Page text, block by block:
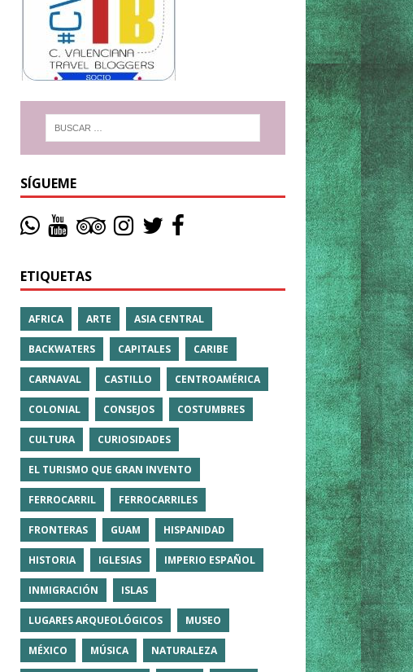
SÍGUEME
ETIQUETAS
AFRICA ARTE ASIA CENTRAL
BACKWATERS CAPITALES CARIBE
CARNAVAL CASTILLO CENTROAMÉRICA
COLONIAL CONSEJOS COSTUMBRES
CULTURA CURIOSIDADES
EL TURISMO QUE GRAN INVENTO
FERROCARRIL FERROCARRILES
FRONTERAS GUAM HISPANIDAD
HISTORIA IGLESIAS IMPERIO ESPAÑOL
INMIGRACIÓN ISLAS
LUGARES ARQUEOLÓGICOS MUSEO
MÉXICO MÚSICA NATURALEZA